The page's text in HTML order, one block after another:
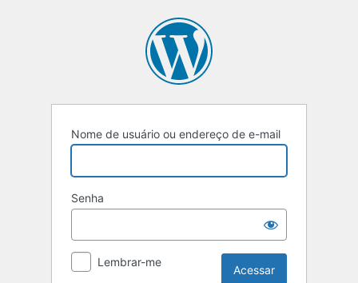
Nome de usuário ou endereço de e-mail
Senha
Lembrar-me